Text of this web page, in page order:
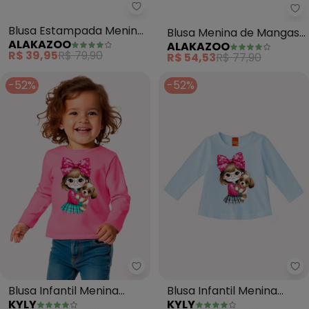
Alakazoo - Blusa Estampada
Blusa Estampada Menina
com Mangas Longas
(Laranja)
ALAKAZOO
R$ 39,95R$ 79,90
Blusa Menina de Mangas
Longas com Strass
(Laranja)
ALAKAZOO
R$ 54,53R$ 77,90
-52%
Kyly - Blusa Infantil Menina
Blusa Infantil Menina
KYLY
-52%
Blusa Infantil Menina
KYLY